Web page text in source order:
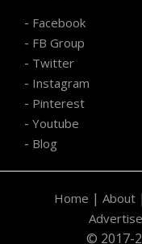
- Facebook
- FB Group
- Twitter
- Instagram
- Pinterest
- Youtube
- Blog
Home | About |
© 2017-